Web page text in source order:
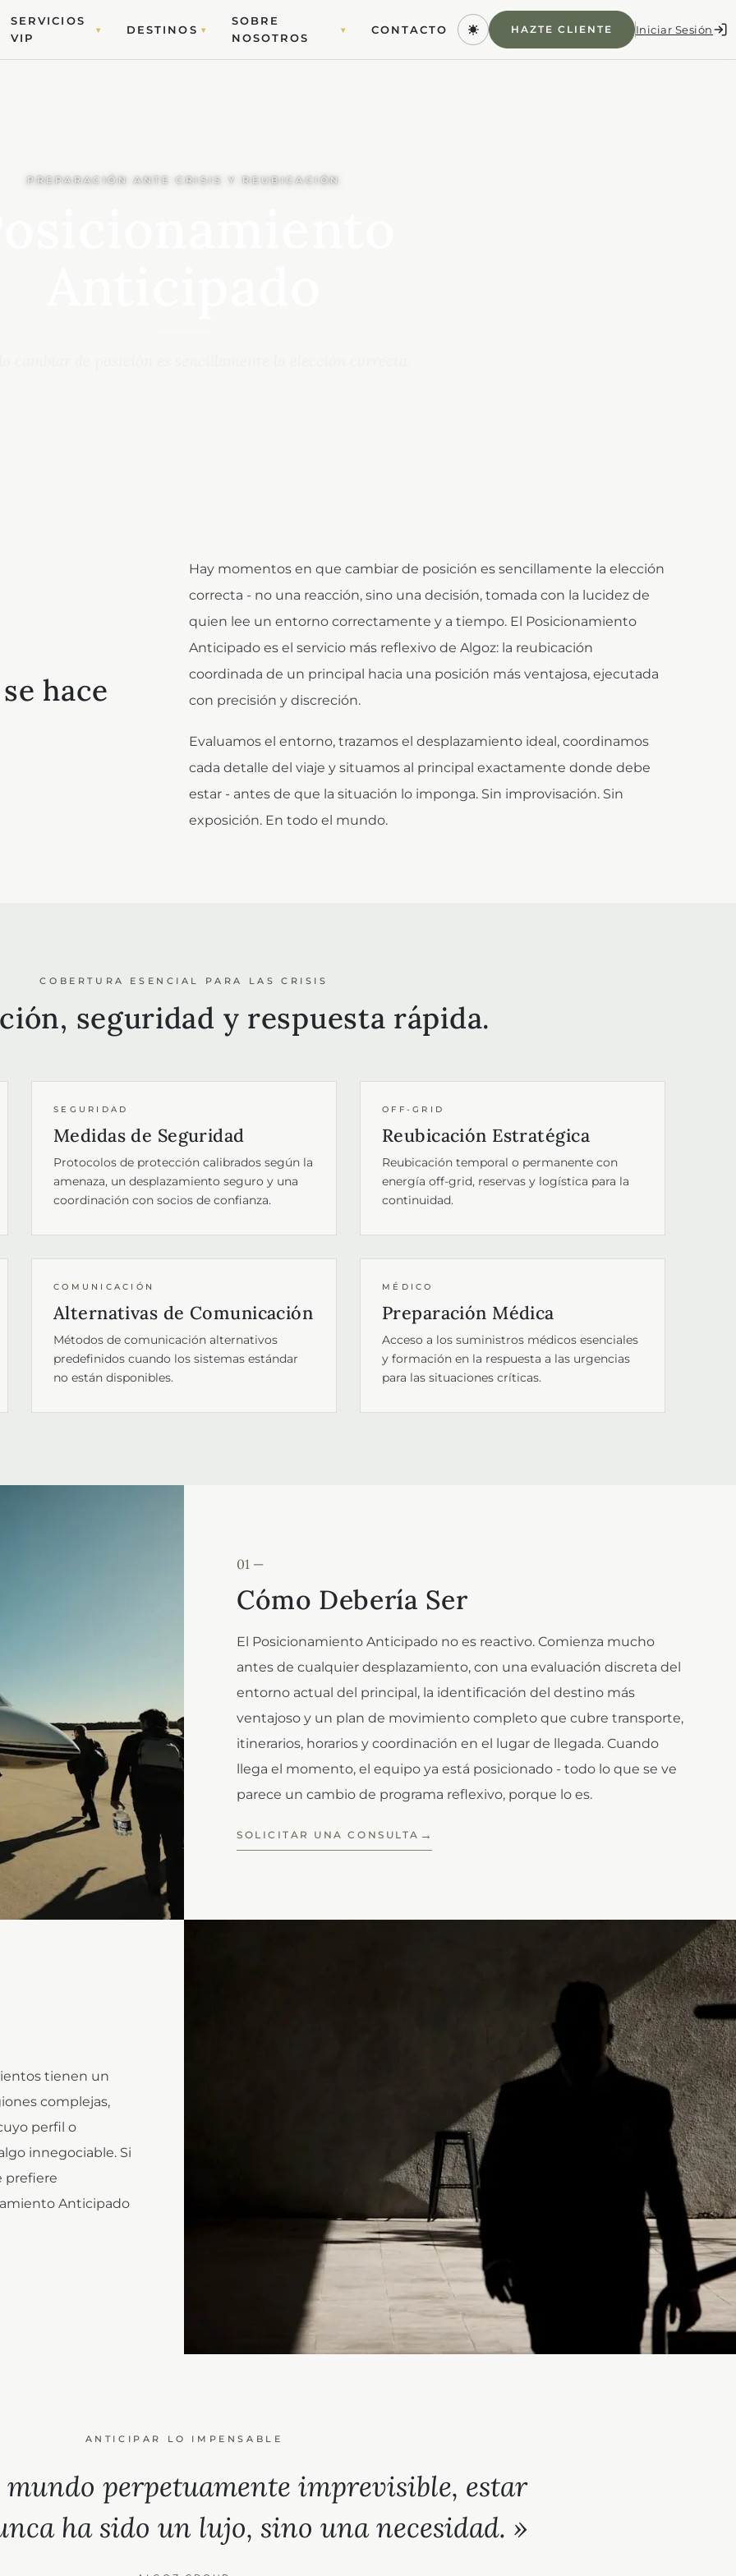
SERVICIOS
VIP
▾ DESTINOS ▾
SOBRE
NOSOTROS
▾ CONTACTO HAZTE CLIENTE Iniciar Sesión
PREPARACIÓN ANTE CRISIS Y REUBICACIÓN
hace
Hay momentos en que cambiar de posición es sencillamente la elección
correcta - no una reacción, sino una decisión, tomada con la lucidez de
quien lee un entorno correctamente y a tiempo. El Posicionamiento
Anticipado es el servicio más reflexivo de Algoz: la reubicación
coordinada de un principal hacia una posición más ventajosa, ejecutada
con precisión y discreción.
Evaluamos el entorno, trazamos el desplazamiento ideal, coordinamos
cada detalle del viaje y situamos al principal exactamente donde debe
estar - antes de que la situación lo imponga. Sin improvisación. Sin
exposición. En todo el mundo.
COBERTURA ESENCIAL PARA LAS CRISIS
seguridad y respuesta rápida.
SEGURIDAD
Medidas de Seguridad
Protocolos de protección calibrados según la
amenaza, un desplazamiento seguro y una
coordinación con socios de confianza.
OFF-GRID
Reubicación Estratégica
Reubicación temporal o permanente con
energía off-grid, reservas y logística para la
continuidad.
COMUNICACIÓN
Alternativas de Comunicación
Métodos de comunicación alternativos
predefinidos cuando los sistemas estándar
no están disponibles.
MÉDICO
Preparación Médica
Acceso a los suministros médicos esenciales
y formación en la respuesta a las urgencias
para las situaciones críticas.
01 —
Cómo Debería Ser
El Posicionamiento Anticipado no es reactivo. Comienza mucho
antes de cualquier desplazamiento, con una evaluación discreta del
entorno actual del principal, la identificación del destino más
ventajoso y un plan de movimiento completo que cubre transporte,
itinerarios, horarios y coordinación en el lugar de llegada. Cuando
llega el momento, el equipo ya está posicionado - todo lo que se ve
parece un cambio de programa reflexivo, porque lo es.
SOLICITAR UNA CONSULTA
tienen un
complejas,
perfil o
innegociable. Si
prefiere
Anticipado
ANTICIPAR LO IMPENSABLE
perpetuamente imprevisible, estar
ha sido un lujo, sino una necesidad. »